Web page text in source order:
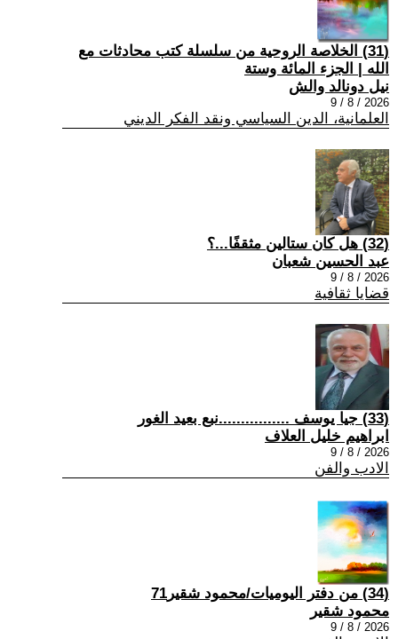
(31) الخلاصة الروحية من سلسلة كتب محادثات مع
الله | الجزء المائة وستة
نيل دونالد والش
2026 / 8 / 9
العلمانية، الدين السياسي ونقد الفكر الديني
(32) هل كان ستالين مثقفًا...؟
عبد الحسين شعبان
2026 / 8 / 9
قضايا ثقافية
(33) جيا يوسف ................نبع بعيد الغور
ابراهيم خليل العلاف
2026 / 8 / 9
الادب والفن
(34) من دفتر اليوميات/محمود شقير71
محمود شقير
2026 / 8 / 9